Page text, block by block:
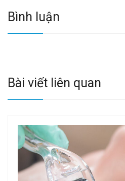
Bình luận
Bài viết liên quan